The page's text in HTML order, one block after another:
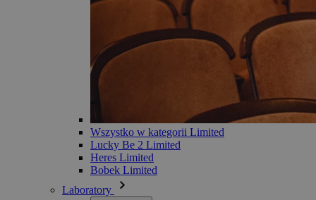
Wszystko w kategorii Limited
Lucky Be 2 Limited
Heres Limited
Bobek Limited
Laboratory